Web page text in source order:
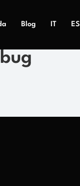
Blog IT ES